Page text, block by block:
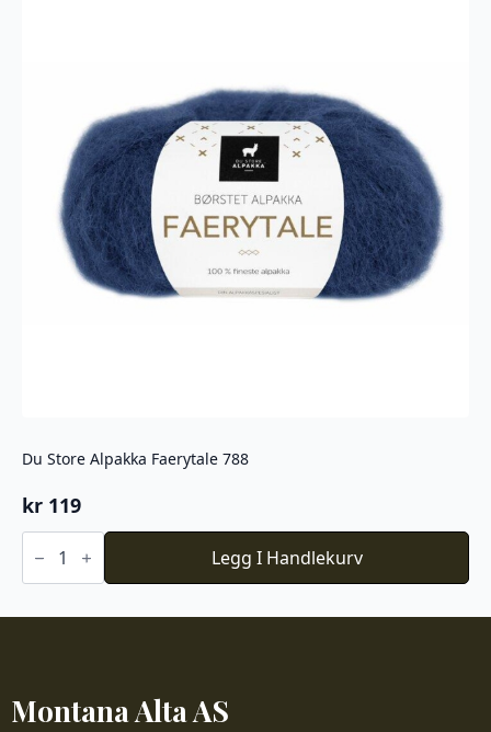
Du Store Alpakka Faerytale 788
kr 119
Du
Store
Faerytale
Legg I Handlekurv
Montana Alta AS